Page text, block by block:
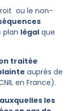
ou le non-
plan légal que
traitée
auprès de
en France).
les